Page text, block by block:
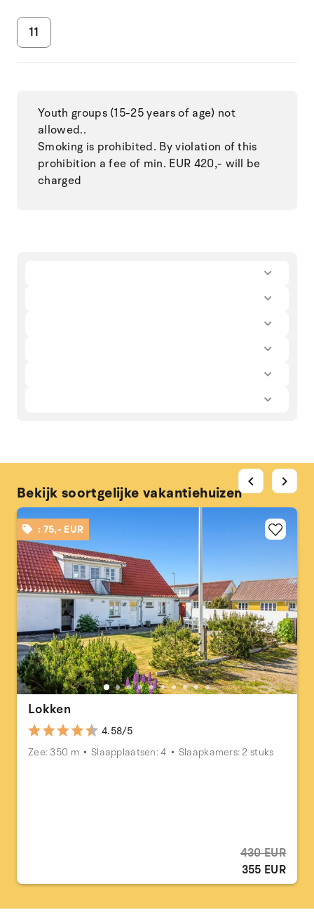
11
Youth groups (15-25 years of age) not
allowed..
Smoking is prohibited. By violation of this
prohibition a fee of min. EUR 420,- will be
charged
Bekijk soortgelijke vakantiehuizen
: 75,- EUR
Lokken
4.58/5
Zee: 350 m
Slaapplaatsen: 4 Slaapkamers: 2 stuks
430 EUR
355 EUR
chevron_left chevron_right